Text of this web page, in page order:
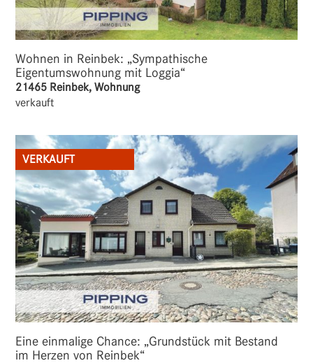
Wohnen in Reinbek: „Sympathische
Eigentumswohnung mit Loggia“
21465 Reinbek, Wohnung
verkauft
VERKAUFT
Eine einmalige Chance: „Grundstück mit Bestand
im Herzen von Reinbek“